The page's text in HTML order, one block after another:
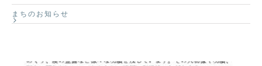
まちのお知らせ